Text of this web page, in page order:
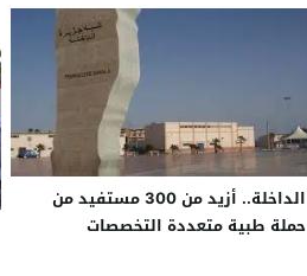
الداخلة.. أزيد من 300 مستفيد من
حملة طبية متعددة التخصصات